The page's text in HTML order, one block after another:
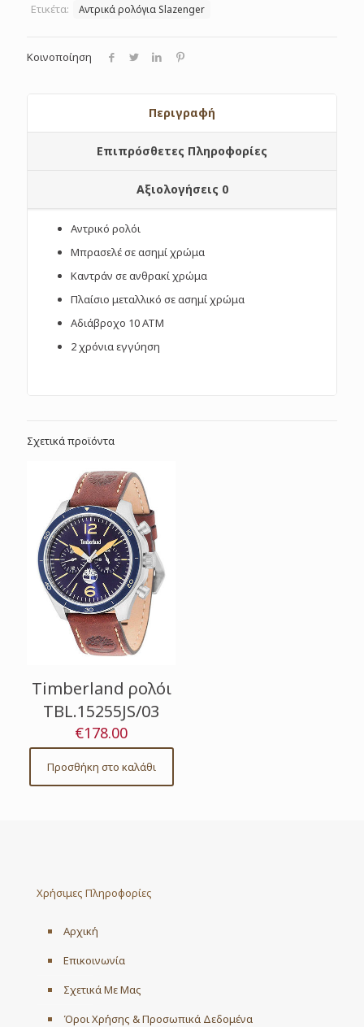
Ετικέτα:
Αντρικά ρολόγια Slazenger
Κοινοποίηση
Περιγραφή
Επιπρόσθετες Πληροφορίες
Αξιολογήσεις 0
Αντρικό ρολόι
Μπρασελέ σε ασημί χρώμα
Καντράν σε ανθρακί χρώμα
Πλαίσιο μεταλλικό σε ασημί χρώμα
Αδιάβροχο 10 ΑΤΜ
2 χρόνια εγγύηση
Σχετικά προϊόντα
Timberland ρολόι
TBL.15255JS/03
€178.00
Προσθήκη στο καλάθι
Χρήσιμες Πληροφορίες
Αρχική
Επικοινωνία
Σχετικά Με Μας
Όροι Χρήσης & Προσωπικά Δεδομένα